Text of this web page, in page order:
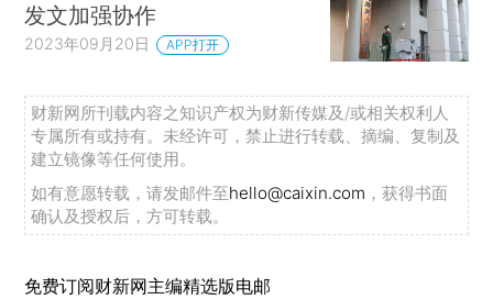
发文加强协作
2023年09月20日 APP打开
财新网所刊载内容之知识产权为财新传媒及/或相关权利人
专属所有或持有。未经许可，禁止进行转载、摘编、复制及
建立镜像等任何使用。
如有意愿转载，请发邮件至hello@caixin.com ，获得书面
确认及授权后，方可转载。
免费订阅财新网主编精选版电邮